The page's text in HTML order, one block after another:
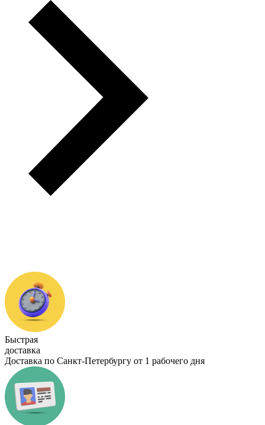
Быстрая
доставка
Доставка по Санкт-Петербургу от 1 рабочего дня